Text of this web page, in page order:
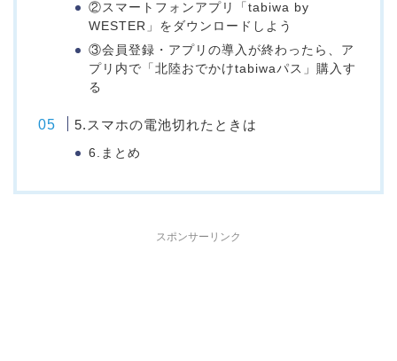
②スマートフォンアプリ「tabiwa by
WESTER」をダウンロードしよう
③会員登録・アプリの導入が終わったら、ア
プリ内で「北陸おでかけtabiwaパス」購入す
る
5.スマホの電池切れたときは
6.まとめ
スポンサーリンク